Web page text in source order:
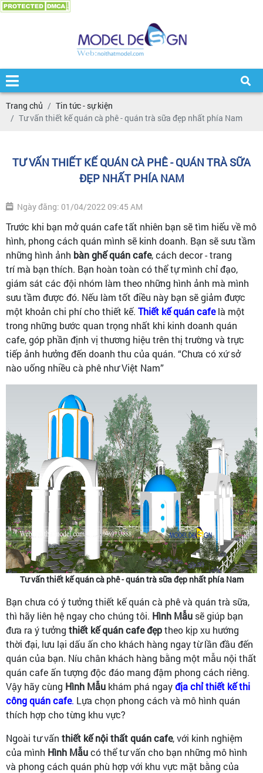
Trang chủ
Tin tức - sự kiện
Tư vấn thiết kế quán cà phê - quán trà sữa đẹp nhất phía Nam
TƯ VẤN THIẾT KẾ QUÁN CÀ PHÊ - QUÁN TRÀ SỮA
ĐẸP NHẤT PHÍA NAM
Ngày đăng: 01/04/2022 09:45 AM
Trước khi bạn mở quán cafe tất nhiên bạn sẽ tìm hiểu về mô
hình, phong cách quán mình sẽ kinh doanh. Bạn sẽ sưu tầm
những hình ảnh bàn ghế quán cafe, cách decor - trang
trí mà bạn thích. Bạn hoàn toàn có thể tự mình chỉ đạo,
giám sát các đội nhóm làm theo những hình ảnh mà mình
sưu tầm được đó. Nếu làm tốt điều này bạn sẽ giảm được
một khoản chi phí cho thiết kế. Thiết kế quán cafelà một
trong những bước quan trọng nhất khi kinh doanh quán
cafe, góp phần định vị thương hiệu trên thị trường và trực
tiếp ảnh hưởng đến doanh thu của quán. “Chưa có xứ sở
nào uống nhiều cà phê như Việt Nam”
Tư vấn thiết kế quán cà phê - quán trà sữa đẹp nhất phía Nam
Bạn chưa có ý tưởng thiết kế quán cà phê và quán trà sữa,
thì hãy liên hệ ngay cho chúng tôi. Hình Mẫu sẽ giúp bạn
đưa ra ý tưởng thiết kế quán cafe đẹptheo kịp xu hướng
thời đại, lưu lại dấu ấn cho khách hàng ngay từ lần đầu đến
quán của bạn. Níu chân khách hàng bằng một mẫu nội thất
quán cafe ấn tượng độc đáo mang đậm phong cách riêng.
Vậy hãy cùng Hình Mẫu khám phá ngayđịa chỉ thiết kế thi
công quán cafe. Lựa chọn phong cách và mô hình quán
thích hợp cho từng khu vực?
Ngoài tư vấn thiết kế nội thất quán cafe, với kinh nghiệm
của mình Hình Mẫucó thể tư vấn cho bạn những mô hình
và phong cách quán phù hợp với khu vực mặt bằng của